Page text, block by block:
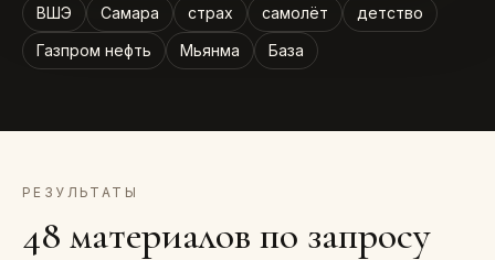
ВШЭ Самара страх самолёт
детство
Газпром нефть
Мьянма База
РЕЗУЛЬТАТЫ
48 материалов по запросу